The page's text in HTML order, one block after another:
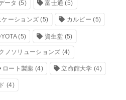
ータ (5) 富士通 (5)
ーションズ (5) カルビー (5)
(5) 資生堂 (5)
ノソリューションズ (4)
ロート製薬 (4) 立命館大学 (4)
(4)